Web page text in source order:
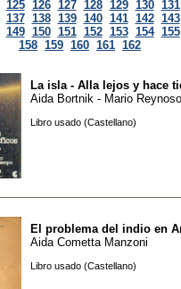
125 126 127 128 129 130 131
137 138 139 140 141 142 143
149 150 151 152 153 154 155
158 159 160 161 162
La isla - Alla lejos y hace
Aida Bortnik - Mario Reynoso
Libro usado (Castellano)
El problema del indio en
Aida Cometta Manzoni
Libro usado (Castellano)